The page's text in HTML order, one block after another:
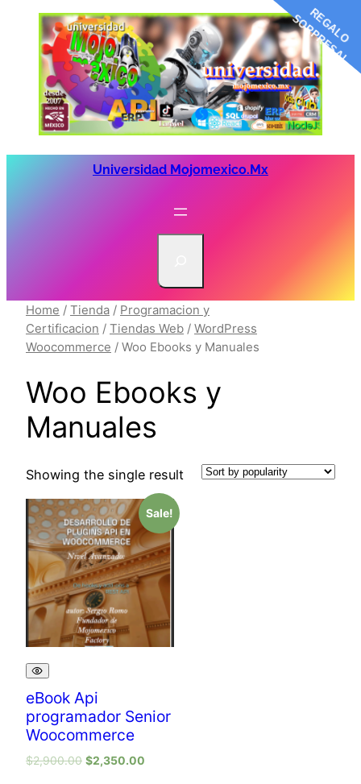
contenido
Universidad Mojomexico.mx
a
r
c
h
Home / Tienda / Programacion y
Certificacion / Tiendas Web / WordPress
Woocommerce / Woo Ebooks y Manuales
Woo Ebooks y
Manuales
Showing the single result
Sale!
eBook Api
programador Senior
Woocommerce
$2,900.00 $2,350.00
R
E
G
A
L
O
S
O
R
P
R
E
S
A
!